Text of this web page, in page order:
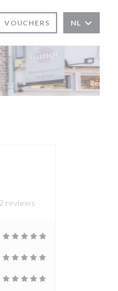
VOUCHERS NL
reviews